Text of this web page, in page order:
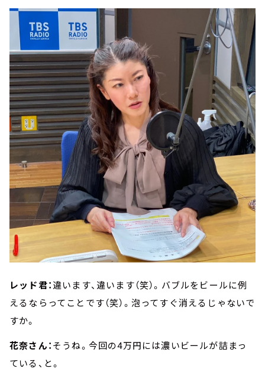
レッド君：違います、違います（笑）。バブルをビールに例
えるならってことです（笑）。泡ってすぐ消えるじゃないで
すか。
花奈さん：そうね。今回の4万円には濃いビールが詰まっ
ている、と。